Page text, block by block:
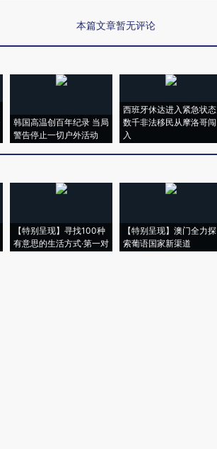
本篇文章暂无评论
韩国高温创百年纪录 当局
警告停止一切户外活动
西班牙休达进入紧急状态
数千非法移民从摩洛哥闯
入
【特别呈现】寻找100种
有意思的生活方式·第一对
【特别呈现】澳门全力探
索葡语国家新渠道